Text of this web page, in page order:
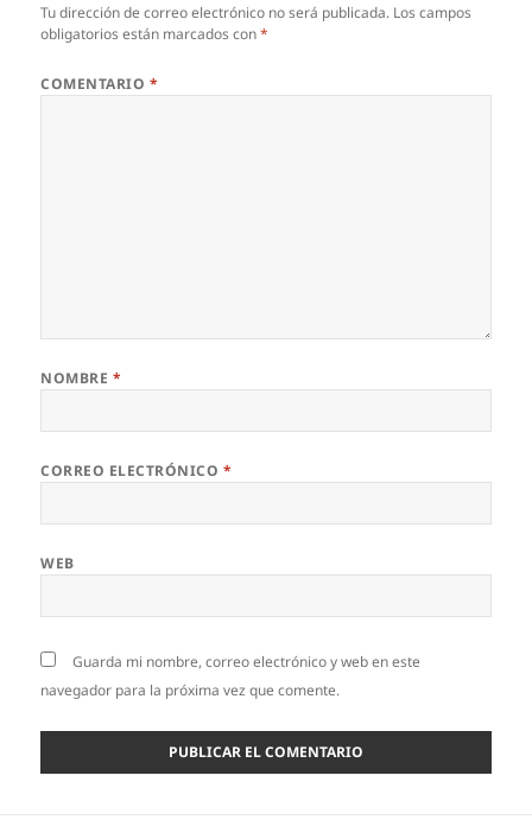
Tu dirección de correo electrónico no será publicada. Los campos
obligatorios están marcados con*
COMENTARIO *
NOMBRE *
CORREO ELECTRÓNICO *
WEB
Guarda mi nombre, correo electrónico y web en este
navegador para la próxima vez que comente.